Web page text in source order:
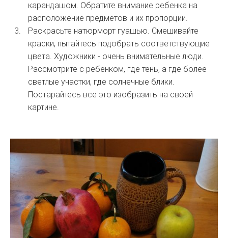
карандашом. Обратите внимание ребенка на
расположение предметов и их пропорции.
Раскрасьте натюрморт гуашью. Смешивайте
краски, пытайтесь подобрать соответствующие
цвета. Художники - очень внимательные люди.
Рассмотрите с ребенком, где тень, а где более
светлые участки, где солнечные блики.
Постарайтесь все это изобразить на своей
картине.